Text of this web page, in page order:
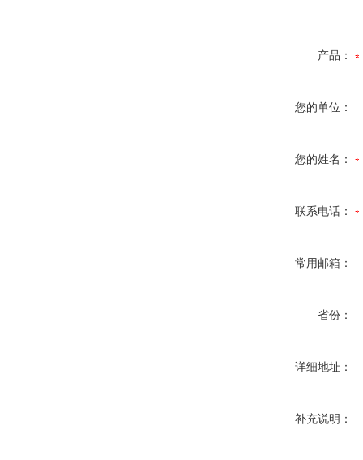
产品：
您的单位：
您的姓名：
联系电话：
常用邮箱：
省份：
详细地址：
补充说明：